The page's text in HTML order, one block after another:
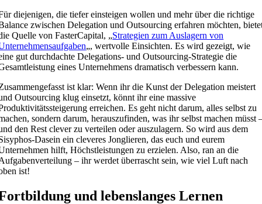
diejenigen, die tiefer einsteigen wollen und mehr über die richtige
zwischen Delegation und Outsourcing erfahren möchten,
Quelle von FasterCapital, „Strategien zum Auslagern von
„, wertvolle Einsichten. Es wird gezeigt, wie
gut durchdachte Delegations- und Outsourcing-Strategie die
eines Unternehmens dramatisch verbessern kann.
ist klar: Wenn ihr die Kunst der Delegation meistert
Outsourcing klug einsetzt, könnt ihr eine massive
erreichen. Es geht nicht darum, alles selbst zu
sondern darum, herauszufinden, was ihr selbst machen müsst
den Rest clever zu verteilen oder auszulagern. So wird aus dem
Dasein ein cleveres Jonglieren, das euch und eurem
hilft, Höchstleistungen zu erzielen. Also, ran an die
– ihr werdet überrascht sein, wie viel Luft nach
ist!
und lebenslanges Lernen